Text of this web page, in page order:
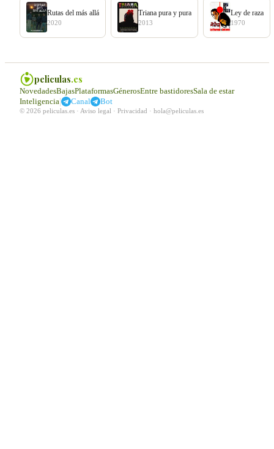
Rutas del más allá
2020
Triana pura y pura
2013
Ley de raza
1970
peliculas.es
NovedadesBajasPlataformasGénerosEntre bastidoresSala de estar
Inteligencia| Canal Bot
© 2026 peliculas.es · Aviso legal · Privacidad · hola@peliculas.es